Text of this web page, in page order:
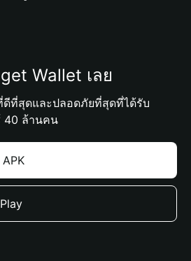
Wallet เลย
ที่สุดและปลอดภัยที่สุดที่ได้รับ
40 ล้านคน